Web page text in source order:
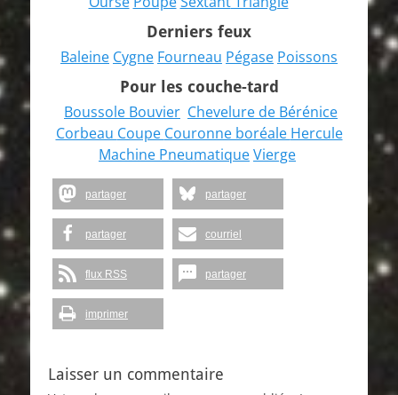
Derniers feux
Baleine Cygne Fourneau Pégase Poissons
Pour les couche-tard
Boussole Bouvier Chevelure de Bérénice
Corbeau Coupe Couronne boréale Hercule
Machine PneumatiqueVierge
partager partager
partager courriel
flux RSS partager
imprimer
Laisser un commentaire